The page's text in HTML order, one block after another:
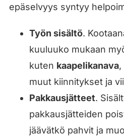
epäselvyys syntyy
Työn sisältö.
kuuluuko mukaan
kuten kaapelikanava,
muut kiinnitykset ja
Pakkausjätteet.
pakkausjätteiden
jäävätkö pahvit ja